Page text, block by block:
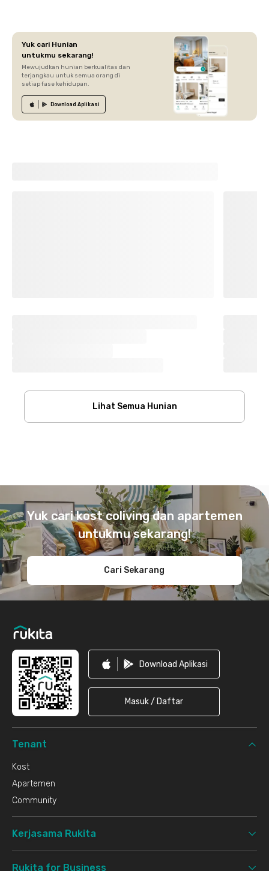
Yuk cari Hunian
untukmu sekarang!
Mewujudkan hunian berkualitas dan
terjangkau untuk semua orang di
setiap fase kehidupan.
Download Aplikasi
Lihat Semua Hunian
Yuk cari kost coliving dan apartemen
untukmu sekarang!
Cari Sekarang
Download Aplikasi
Masuk / Daftar
Tenant
Kost
Apartemen
Community
Kerjasama Rukita
Rukita for Business